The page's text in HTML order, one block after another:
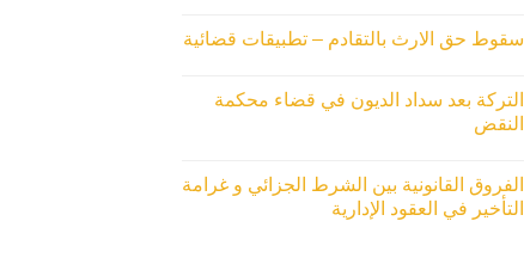
سقوط حق الارث بالتقادم – تطبيقات قضائية
التركة بعد سداد الديون في قضاء محكمة
النقض
الفروق القانونية بين الشرط الجزائي و غرامة
التأخير في العقود الإدارية